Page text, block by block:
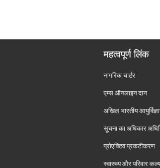
महत्वपूर्ण लिंक
नागरिक चार्टर
एम्स ऑनलाइन दान
अखिल भारतीय
सूचना का अधिकार
प्रोएक्टिव प्रकटीकरण
स्वास्थ्य और परिवार